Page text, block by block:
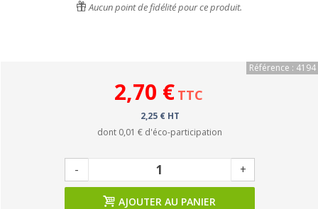
Aucun point de fidélité pour ce produit.
Référence : 4194
2,70 € TTC
2,25 € HT
dont 0,01 € d'éco-participation
- +
AJOUTER AU PANIER